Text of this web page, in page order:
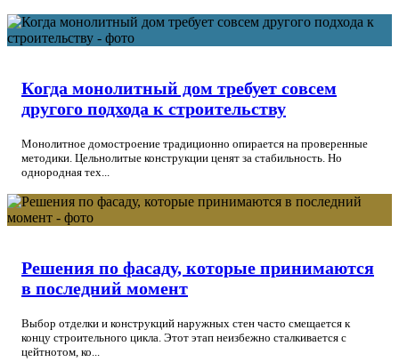
Когда монолитный дом требует совсем
другого подхода к строительству
Монолитное домостроение традиционно опирается на проверенные
методики. Цельнолитые конструкции ценят за стабильность. Но
однородная тех...
Решения по фасаду, которые принимаются
в последний момент
Выбор отделки и конструкций наружных стен часто смещается к
концу строительного цикла. Этот этап неизбежно сталкивается с
цейтнотом, ко...